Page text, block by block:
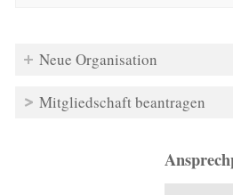
Neue Organisation
Mitgliedschaft beantragen